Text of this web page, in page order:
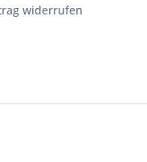
widerrufen